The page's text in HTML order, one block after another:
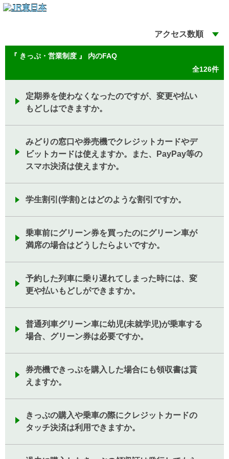
アクセス数順
『 きっぷ・営業制度 』 内のFAQ
全126件
定期券を使わなくなったのですが、変更や払い
もどしはできますか。
みどりの窓口や券売機でクレジットカードやデ
ビットカードは使えますか。また、PayPay等の
スマホ決済は使えますか。
学生割引(学割)とはどのような割引ですか。
乗車前にグリーン券を買ったのにグリーン車が
満席の場合はどうしたらよいですか。
予約した列車に乗り遅れてしまった時には、変
更や払いもどしができますか。
普通列車グリーン車に幼児(未就学児)が乗車する
場合、グリーン券は必要ですか。
券売機できっぷを購入した場合にも領収書は貰
えますか。
きっぷの購入や乗車の際にクレジットカードの
タッチ決済は利用できますか。